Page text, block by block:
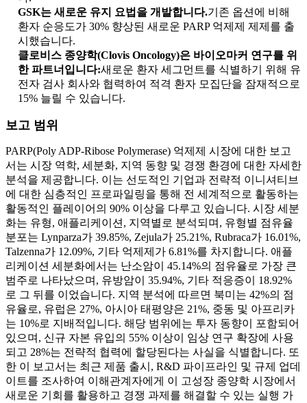
GSK는 새로운 유지 요법을 개발합니다.기존 옵션에 비해
환자 순응도가 30% 향상된 새로운 PARP 억제제 제제를 출
시했습니다.
클로비스 종양학(Clovis Oncology)은 바이오마커 연구를 위
한 파트너입니다:새로운 환자 세그먼트를 식별하기 위해 유
전자 검사 회사와 협력하여 적격 환자 모집단을 잠재적으로
15% 늘릴 수 있습니다.
보고 범위
PARP(Poly ADP-Ribose Polymerase) 억제제 시장에 대한 보고
서는 시장 역학, 세분화, 지역 동향 및 경쟁 환경에 대한 자세한
분석을 제공합니다. 이는 선도적인 기업과 전략적 이니셔티브
에 대한 심층적인 프로파일링을 통해 전 세계적으로 활동하는
활동적인 플레이어의 90% 이상을 다루고 있습니다. 시장 세분
화는 유형, 애플리케이션, 지역별로 분석되며, 유형별 점유율
분포는 Lynparza가 39.85%, Zejula가 25.21%, Rubraca가 16.01%,
Talzenna가 12.09%, 기타 억제제가 6.81%를 차지합니다. 애플
리케이션 세분화에서는 난소암이 45.14%의 점유율로 가장 큰
범주로 나타났으며, 유방암이 35.94%, 기타 적응증이 18.92%
로 그 뒤를 이었습니다. 지역 분석에 따르면 북미는 42%의 점
유율로, 유럽은 27%, 아시아 태평양은 21%, 중동 및 아프리카
는 10%로 지배적입니다. 해당 범위에는 투자 동향이 포함되어
있으며, 신규 자본 유입의 55% 이상이 임상 연구 확장에 사용
되고 28%는 전략적 협력에 할당된다는 사실을 식별합니다. 또
한 이 보고서는 최근 제품 출시, R&D 파이프라인 및 규제 업데
이트를 조사하여 이해관계자에게 이 고성장 종양학 시장에서
새로운 기회를 활용하고 경쟁 과제를 해결할 수 있는 실행 가